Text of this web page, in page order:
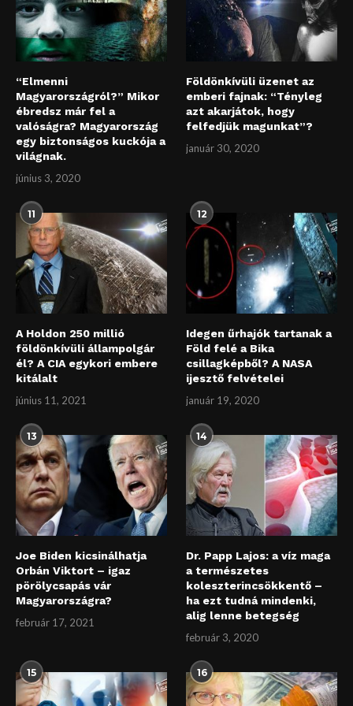
“Elmenni
Magyarországról?” Mikor
ébredsz már fel a
valóságra? Magyarország
egy biztonságos kuckója a
világnak.
június 3, 2020
Földönkívüli üzenet az
emberi fajnak: “Tényleg
azt akarjátok, hogy
felfedjük magunkat”?
január 30, 2020
11
A Holdon 250 millió
földönkívüli állampolgár
él? A CIA egykori embere
kitálalt
június 11, 2021
12
Idegen űrhajók tartanak a
Föld felé a Bika
csillagképből? A NASA
ijesztő felvételei
január 19, 2020
13
Joe Biden kicsinálhatja
Orbán Viktort – igaz
pörölycsapás vár
Magyarországra?
február 17, 2021
14
Dr. Papp Lajos: a víz maga
a természetes
koleszterincsökkentő –
ha ezt tudná mindenki,
alig lenne betegség
február 3, 2020
15 16